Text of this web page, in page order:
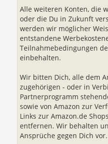
Alle weiteren Konten, die
oder die Du in Zukunft
werden wir möglicher
entstandene
Teilnahmebedingungen
einbehalten.
Wir bitten Dich, alle dem
zugehörigen - oder in
Partnerprogramm
sowie von Amazon zur
Links zur Amazon.de
entfernen. Wir behalten
Ansprüche gegen Dich vor.